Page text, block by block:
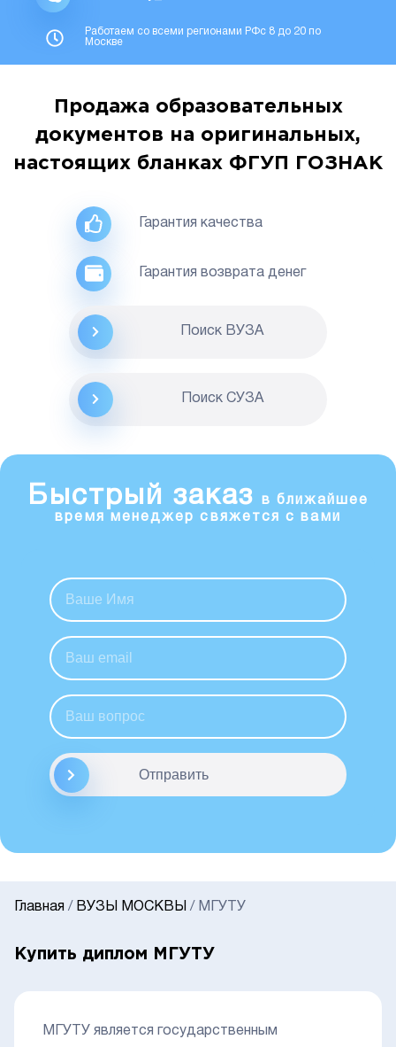
Работаем со всеми регионами РФс 8 до 20 по
Москве
Продажа образовательных
документов на оригинальных,
настоящих бланках ФГУП ГОЗНАК
Гарантия качества
Гарантия возврата денег
Поиск ВУЗА
Поиск CУЗА
Быстрый заказ
в ближайшее
время менеджер свяжется с вами
Отправить
Главная / ВУЗЫ МОСКВЫ / МГУТУ
Купить диплом МГУТУ
МГУТУ является государственным